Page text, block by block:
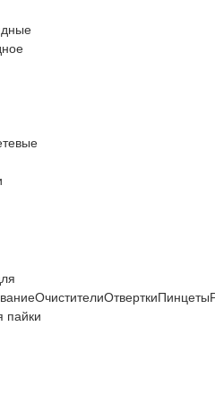
ОчистителиОтверткиПинцеты
пайки